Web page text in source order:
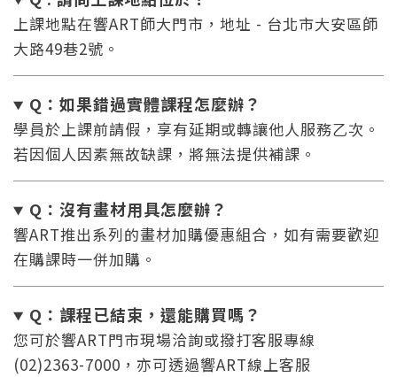
上課地點在響ART師大門市，地址 - 台北市大安區師
大路49巷2號。
Q：如果錯過實體課程怎麼辦？
學員於上課前請假，享有延期或轉讓他人服務乙次。
若因個人因素無故缺課，將無法提供補課。
Q：沒有畫材用具怎麼辦？
響ART推出系列的畫材加購優惠組合，如有需要歡迎
在購課時一併加購。
Q：課程已結束，還能購買嗎？
您可於響ART門市現場洽詢或撥打客服專線
(02)2363-7000，亦可透過響ART線上客服